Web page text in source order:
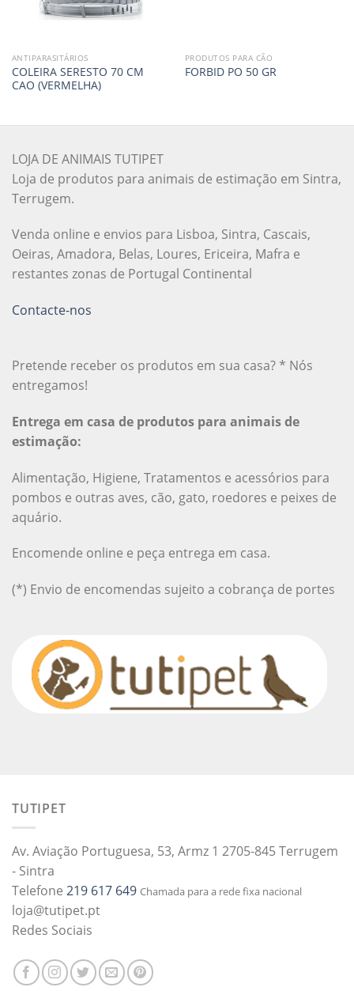
ANTIPARASITÁRIOS
COLEIRA SERESTO 70 CM
CAO (VERMELHA)
PRODUTOS PARA CÃO
FORBID PO 50 GR
LOJA DE ANIMAIS TUTIPET
Loja de produtos para animais de estimação em Sintra,
Terrugem.
Venda online e envios para Lisboa, Sintra, Cascais,
Oeiras, Amadora, Belas, Loures, Ericeira, Mafra e
restantes zonas de Portugal Continental
Contacte-nos
Pretende receber os produtos em sua casa? * Nós
entregamos!
Entrega em casa de produtos para animais de
estimação:
Alimentação, Higiene, Tratamentos e acessórios para
pombos e outras aves, cão, gato, roedores e peixes de
aquário.
Encomende online e peça entrega em casa.
(*) Envio de encomendas sujeito a cobrança de portes
TUTIPET
Av. Aviação Portuguesa, 53, Armz 1 2705-845 Terrugem
- Sintra
Telefone 219 617 649 Chamada para a rede fixa nacional
loja@tutipet.pt
Redes Sociais